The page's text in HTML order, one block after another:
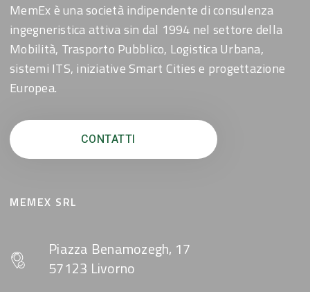
MemEx è una società indipendente di consulenza
ingegneristica attiva sin dal 1994 nel settore della
Mobilità, Trasporto Pubblico, Logistica Urbana,
sistemi ITS, iniziative Smart Cities e progettazione
Europea.
CONTATTI
MEMEX SRL
Piazza Benamozegh, 17
57123 Livorno